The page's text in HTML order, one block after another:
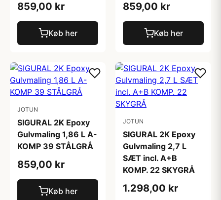
859,00 kr
Køb her
859,00 kr
Køb her
JOTUN
SIGURAL 2K Epoxy
Gulvmaling 1,86 L A-
KOMP 39 STÅLGRÅ
859,00 kr
Køb her
JOTUN
SIGURAL 2K Epoxy
Gulvmaling 2,7 L
SÆT incl. A+B
KOMP. 22 SKYGRÅ
1.298,00 kr